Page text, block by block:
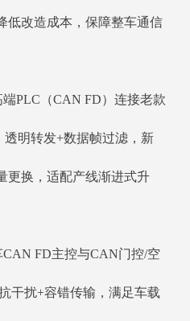
低改造成本，保障整车通信
PLC（CAN FD）连接老款
明转发+数据帧过滤，新
更换，适配产线渐进式升
FD主控与CAN门控/空
干扰+容错传输，满足车载